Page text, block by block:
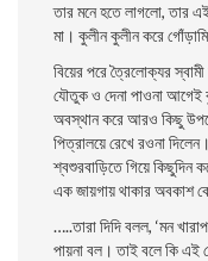
তার মনে হতে লাগলাে, তার
মা। কুলীন কুলীন করে
বিয়ের পরে ত্রৈলােক্যর
যৌতুক ও দেনা পাওনা আগেই
অবস্থান করে আরও কিছু
পিত্রালয়ে রেখে রওনা
শ্বশুরবাড়িতে গিয়ে কিছুদিন
এক জায়গায় থাকার অবকাশ
…..তারা দিদি বলল, ‘মন
পায়না বল। তাই বলে কি এই